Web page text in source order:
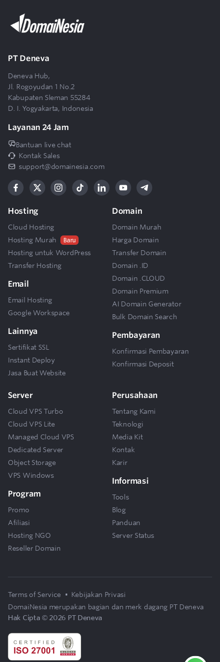
9 Apakah tersedia panel kontrol seperti cPanel?
10
pengelolaan Cloud VPS Turbo DomaiNesia?
PT Deneva
Deneva Hub,
Jl. Rogoyudan 1 No.2
Kabupaten Sleman 55284
D. I. Yogyakarta, Indonesia
Layanan 24 Jam
Bantuan live chat
Kontak Sales
support@domainesia.com
Hosting
Cloud Hosting
Hosting Murah
Baru
Hosting untuk WordPress
Transfer Hosting
Email
Email Hosting
Google Workspace
Lainnya
Sertifikat SSL
Instant Deploy
Jasa Buat Website
Domain
Domain Murah
Harga Domain
Transfer Domain
Domain .ID
Domain .CLOUD
Domain Premium
AI Domain Generator
Bulk Domain Search
Pembayaran
Konfirmasi Pembayaran
Konfirmasi Deposit
Server
Cloud VPS Turbo
Cloud VPS Lite
Managed Cloud VPS
Dedicated Server
Object Storage
VPS Windows
Program
Promo
Afiliasi
Hosting NGO
Reseller Domain
Perusahaan
Tentang Kami
Teknologi
Media Kit
Kontak
Karir
Informasi
Tools
Blog
Panduan
Server Status
Terms of Service • Kebijakan Privasi
DomaiNesia merupakan bagian dan merk dagang PT Deneva
Hak Cipta © 2026 PT Deneva